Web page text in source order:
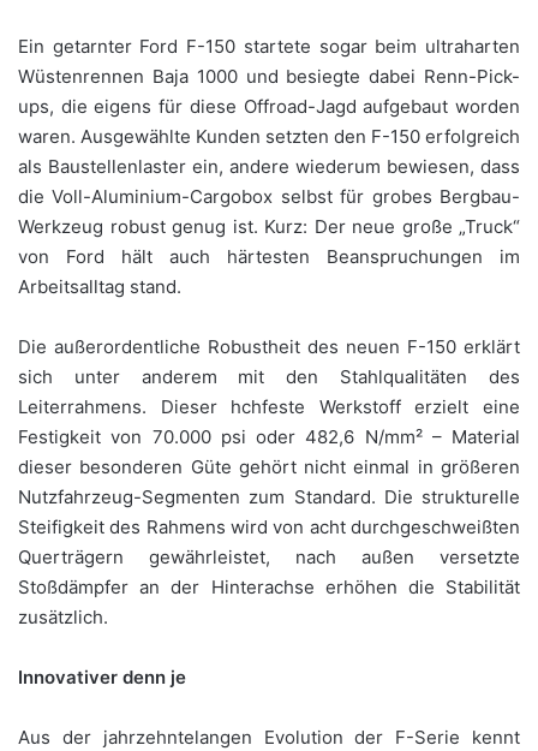
Ein getarnter Ford F-150 startete sogar beim ultraharten
Wüstenrennen Baja 1000 und besiegte dabei Renn-Pick-
ups, die eigens für diese Offroad-Jagd aufgebaut worden
waren. Ausgewählte Kunden setzten den F-150 erfolgreich
als Baustellenlaster ein, andere wiederum bewiesen, dass
die Voll-Aluminium-Cargobox selbst für grobes Bergbau-
Werkzeug robust genug ist. Kurz: Der neue große „Truck“
von Ford hält auch härtesten Beanspruchungen im
Arbeitsalltag stand.
Die außerordentliche Robustheit des neuen F-150 erklärt
sich unter anderem mit den Stahlqualitäten des
Leiterrahmens. Dieser hchfeste Werkstoff erzielt eine
Festigkeit von 70.000 psi oder 482,6 N/mm² – Material
dieser besonderen Güte gehört nicht einmal in größeren
Nutzfahrzeug-Segmenten zum Standard. Die strukturelle
Steifigkeit des Rahmens wird von acht durchgeschweißten
Querträgern gewährleistet, nach außen versetzte
Stoßdämpfer an der Hinterachse erhöhen die Stabilität
zusätzlich.
Innovativer denn je
Aus der jahrzehntelangen Evolution der F-Serie kennt